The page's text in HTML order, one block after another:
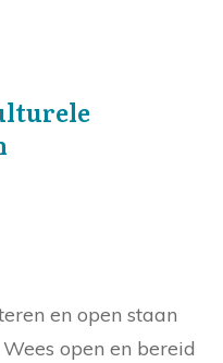
en open staan
open en bereid